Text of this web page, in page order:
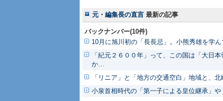
元・編集長の直言 最新の記事
バックナンバー(10件)
10月に旭川初の「長長忌」。小熊秀雄を学
「紀元２６００年」って、この国は「大日
か…
「リニア」と「地方の交通空白」地域と、
小泉首相時代の「第一子による皇位継承」